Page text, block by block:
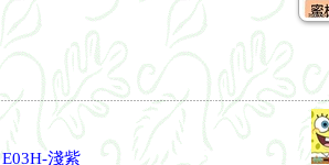
E03H-淺紫